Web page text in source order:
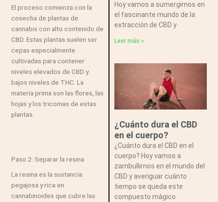
El proceso comienza con la
cosecha de plantas de
cannabis con alto contenido de
CBD. Estas plantas suelen ser
cepas especialmente
cultivadas para contener
niveles elevados de CBD y
bajos niveles de THC. La
materia prima son las flores, las
hojas y los tricomas de estas
plantas.
Paso 2: Separar la resina
La resina es la sustancia
pegajosa y rica en
cannabinoides que cubre las
Hoy vamos a sumergirnos en
el fascinante mundo de la
extracción de CBD y
Leer más »
¿Cuánto dura el CBD
en el cuerpo?
¿Cuánto dura el CBD en el
cuerpo? Hoy vamos a
zambullirnos en el mundo del
CBD y averiguar cuánto
tiempo se queda este
compuesto mágico